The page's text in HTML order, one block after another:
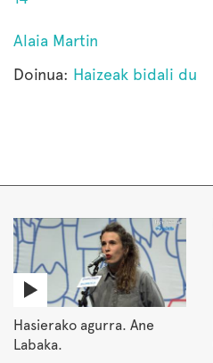
Alaia Martin
Doinua: Haizeak bidali du
Hasierako agurra. Ane
Labaka.